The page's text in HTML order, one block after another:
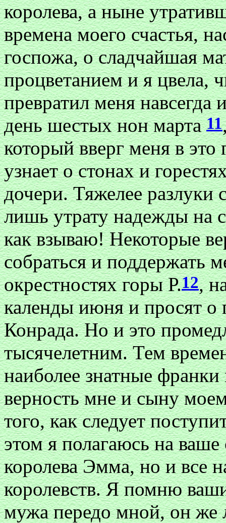
королева, а ныне
времена моего счастья,
госпожа, о сладчайшая
процветанием и я цвела,
превратил меня навсегда
день шестых нон марта11
который вверг меня в
узнает о стонах и
дочери. Тяжелее
лишь утрату надежды на
как взываю! Некоторые
собраться и поддержать
окрестностях горы Р.12,
календы июня и просят о
Конрада. Но и это
тысячелетним. Тем
наиболее знатные
верность мне и сыну
того, как следует
этом я полагаюсь на
королева Эмма, но и все
королевств. Я помню
мужа передо мной, он же